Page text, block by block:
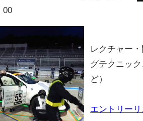
00
レクチャー
グテクニッ
ど）
エントリーリ